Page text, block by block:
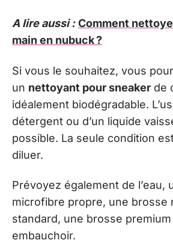
A lire aussi : Comment
main en nubuck ?
Si vous le souhaitez, vous
un nettoyant poursneaker de
idéalement biodégradable.
détergent ou d’un liquide
possible. La seule condition
diluer.
Prévoyez également de l’eau,
microfibre propre, une brosse
standard, une brosse
embauchoir.